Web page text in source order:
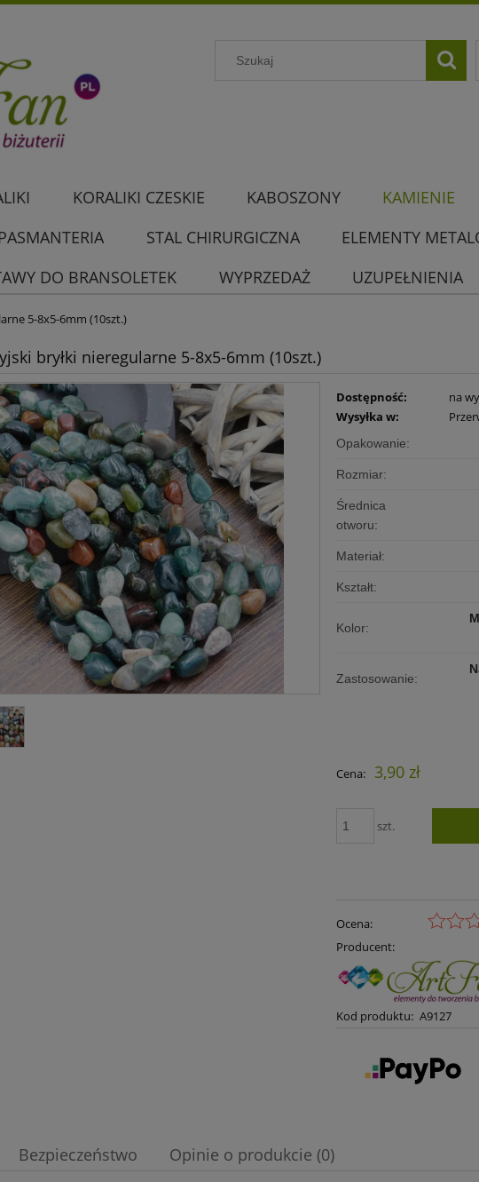
KORALIKI CZESKIE KABOSZONY KAMIENIE
STAL CHIRURGICZNA ELEMENTY
DO BRANSOLETEK WYPRZEDAŻ UZUPEŁNIENIA
5-8x5-6mm (10szt.)
bryłki nieregularne 5-8x5-6mm (10szt.)
Dostępność:
na
Wysyłka w:
Opakowanie:
Rozmiar:
Średnica
otworu:
Materiał:
Kształt:
Kolor:
Zastosowanie:
Cena: 3,90 zł
szt.
Ocena:
Producent:
Kod produktu: A9127
Bezpieczeństwo Opinie o produkcie (0)